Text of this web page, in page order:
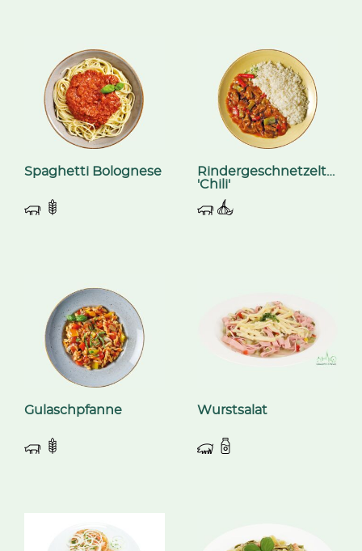
Spaghetti Bolognese
Rindergeschnetzeltes
'Chili'
Gulaschpfanne Wurstsalat